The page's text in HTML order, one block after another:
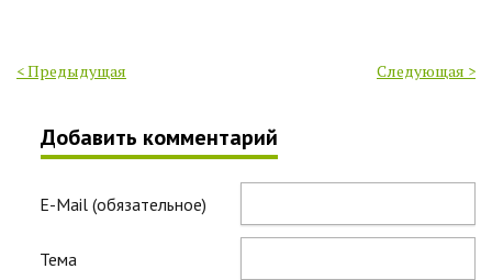
< Предыдущая Следующая >
Добавить комментарий
E-Mail (обязательное)
Тема